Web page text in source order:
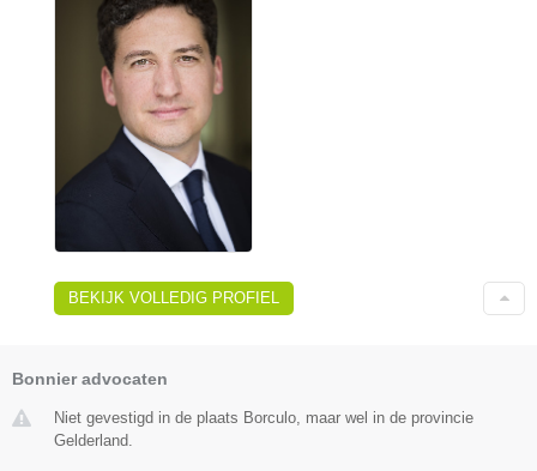
BEKIJK VOLLEDIG PROFIEL
Bonnier advocaten
Niet gevestigd in de plaats Borculo, maar wel in de provincie
Gelderland.